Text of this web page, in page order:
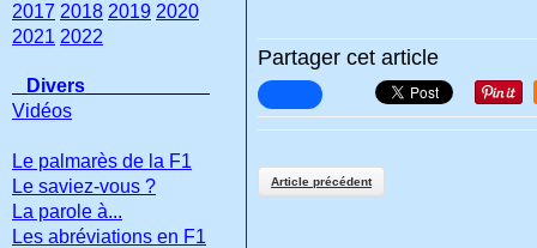
Partager cet article
Article précédent
2017 2018 2019 2020
2021 2022
Divers
Vidéos
Le palmarès de la F1
Le saviez-vous ?
La parole à...
Les abréviations en F1